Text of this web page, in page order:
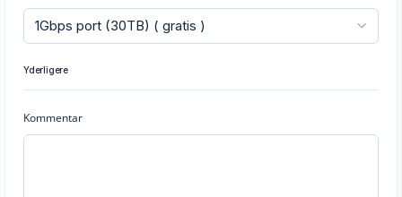
Yderligere
Kommentar